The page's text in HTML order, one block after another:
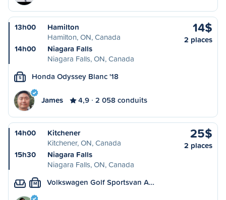
13h00
Hamilton
Hamilton, ON, Canada
14h00
Niagara Falls
Niagara Falls, ON, Canada
14$
2 places
S Honda Odyssey Blanc '18
James 4,9 2 058 conduits
14h00
Kitchener
Kitchener, ON, Canada
15h30
Niagara Falls
Niagara Falls, ON, Canada
25$
2 places
M Volkswagen Golf Sportsvan A…